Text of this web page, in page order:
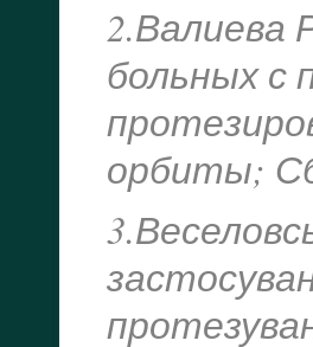
2.Валиева
больных с
орбиты;